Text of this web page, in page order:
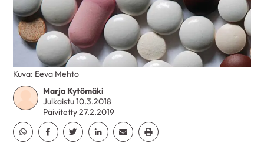
Marja Kytömäki
Julkaistu 10.3.2018
Päivitetty 27.2.2019
Jaa Whatsapp
Jaa Facebook
Jaa TwitterJaa Linkedin
Jaa EmailJaa Print
Kuva: Eeva Mehto